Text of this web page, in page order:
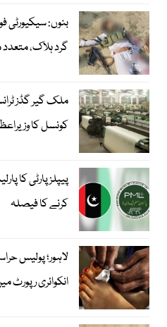
بنوں:
گرد ہلاک، متعدد
ملک گیر گڈز
کونسل کا
پیپلزپارٹی کا
کرنے کا فیصلہ
لاہور؛ پولیس
انکوائری رپورٹ